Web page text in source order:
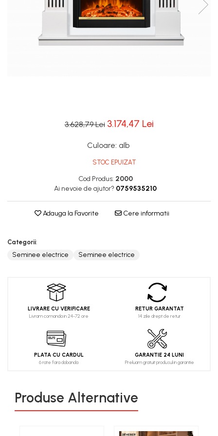
3.628,79 Lei 3.174,47 Lei
Culoare: alb
STOC EPUIZAT
Cod Produs: 2000
Ai nevoie de ajutor? 0759535210
Adauga la Favorite Cere informatii
Categorii:
Seminee electrice
Seminee electrice
LIVRARE CU VERIFICARE
Livram comanda in 24-72 ore
RETUR GARANTAT
14 zile drept de retur
PLATA CU CARDUL
6 rate fara dobanda
GARANTIE 24 LUNI
Preluam gratuit produsul in garantie
Produse Alternative